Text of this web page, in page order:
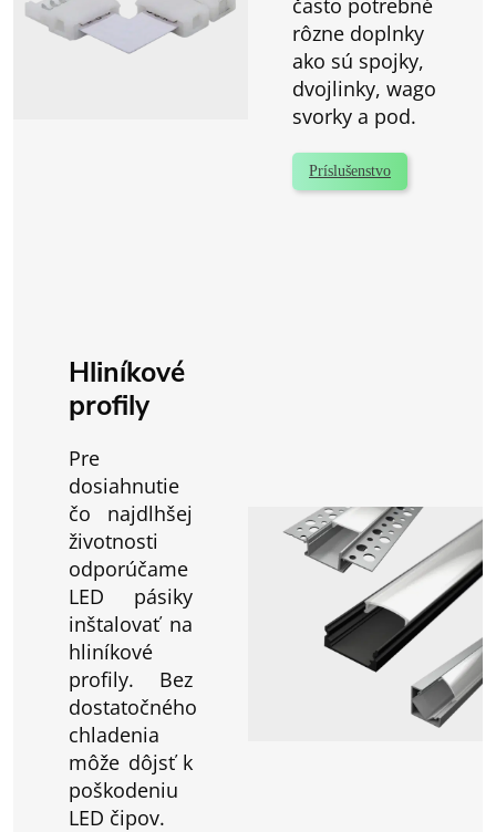
rôzne doplnky
ako sú spojky,
dvojlinky, wago
svorky a pod.
Príslušenstvo
Hliníkové
profily
Pre
dosiahnutie
čo najdlhšej
životnosti
odporúčame
LED pásiky
inštalovať na
hliníkové
profily. Bez
dostatočného
chladenia
môže dôjsť k
poškodeniu
LED čipov.